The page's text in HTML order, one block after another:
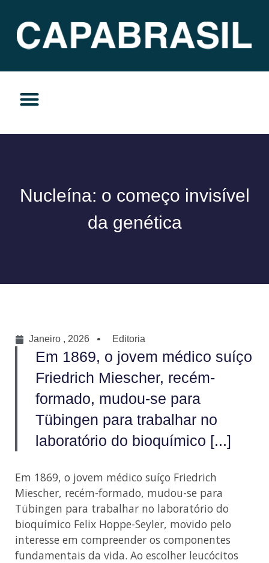
Nucleína: o começo invisível
da genética
Janeiro , 2026 Editoria
Em 1869, o jovem médico suíço
Friedrich Miescher, recém-
formado, mudou-se para
Tübingen para trabalhar no
laboratório do bioquímico [...]
Em 1869, o jovem médico suíço Friedrich
Miescher, recém-formado, mudou-se para
Tübingen para trabalhar no laboratório do
bioquímico Felix Hoppe-Seyler, movido pelo
interesse em compreender os componentes
fundamentais da vida. Ao escolher leucócitos